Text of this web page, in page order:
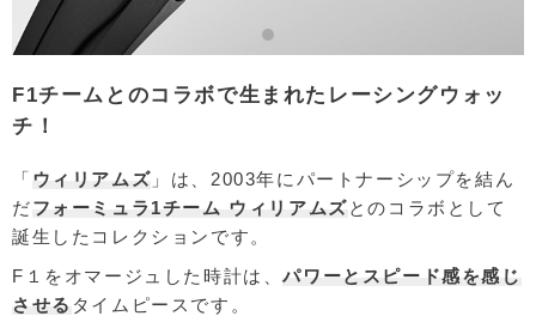
F1チームとのコラボで生まれたレーシングウォッ
チ！
「 ウィリアムズ 」は、2003年にパートナーシップを結ん
だフォーミュラ1チーム ウィリアムズとのコラボとして
誕生したコレクションです。
F１をオマージュした時計は、パワーとスピード感を感じ
させる タイムピースです。